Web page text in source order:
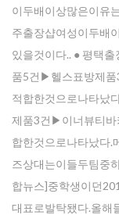
이두배이상많은이유
주 출장샵여성이두배
있을것이다.. ● 평택
품5건▶헬스표방제
적합한것으로나타났
제품3건▶이너뷰티바
합한것으로나타났다.
즈상대는이들두팀중
합뉴스]중학생이던
대표로발탁됐다.올해